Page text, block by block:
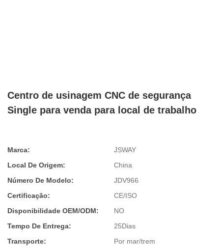
Centro de usinagem CNC de segurança
Single para venda para local de trabalho
Marca:
JSWAY
Local De Origem:
China
Número De Modelo:
JDV966
Certificação:
CE/ISO
Disponibilidade OEM/ODM:
NO
Tempo De Entrega:
25Dias
Transporte:
Por mar/trem